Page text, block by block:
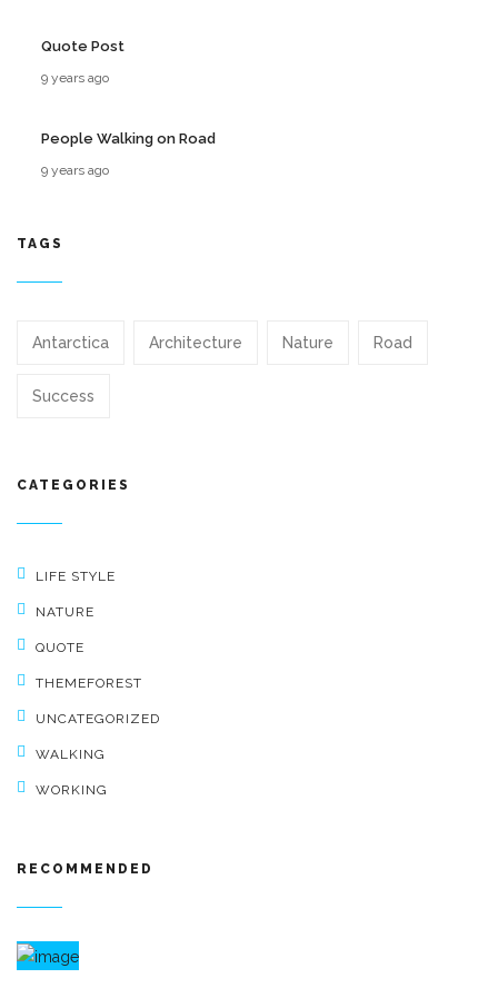
Quote Post
9 years ago
People Walking on Road
9 years ago
TAGS
Antarctica Architecture Nature Road
Success
CATEGORIES
LIFE STYLE
NATURE
QUOTE
THEMEFOREST
UNCATEGORIZED
WALKING
WORKING
RECOMMENDED